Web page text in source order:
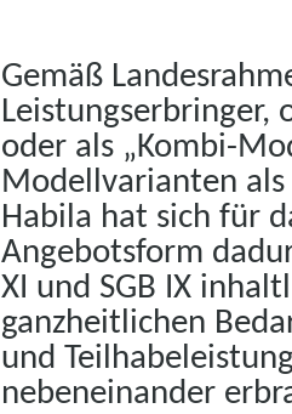
Gemäß
Leistungserbringer,
oder als „Kombi-
Modellvarianten
Habila hat sich für
Angebotsform
XI und SGB IX
ganzheitlichen
und
nebeneinander